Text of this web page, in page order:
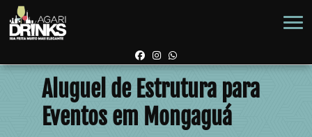
Aluguel de Estrutura para
Eventos em Mongaguá